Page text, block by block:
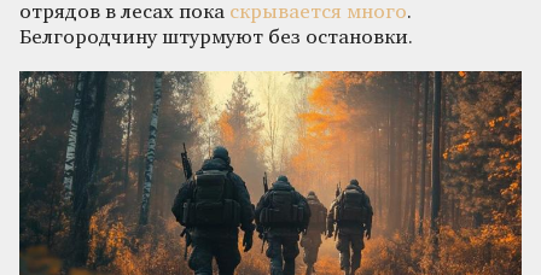
отрядов в лесах пока скрывается много.
Белгородчину штурмуют без остановки.